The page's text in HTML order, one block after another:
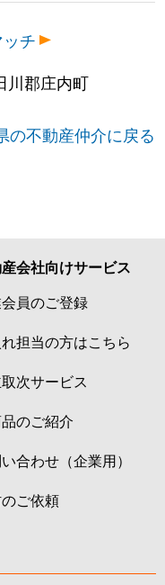
チ
川郡庄内町
の不動産仲介に戻る
会社向けサービス
員のご登録
担当の方はこちら
次サービス
のご紹介
合わせ（企業用）
ご依頼